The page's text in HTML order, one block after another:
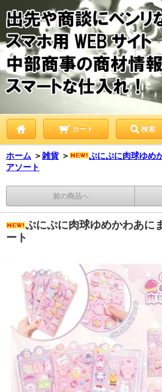
カート 検索
ホーム ＞雑貨 ＞
ぷにぷに肉球ゆめ
アソート
前の商品へ
ぷにぷに肉球ゆめかわあに
ート